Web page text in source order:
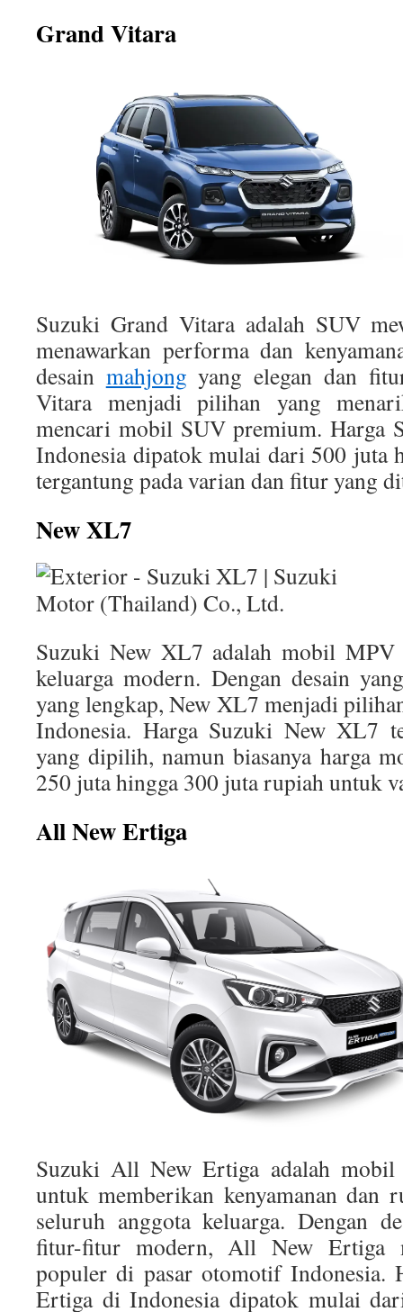
Grand Vitara
Suzuki Grand Vitara adalah SUV
menawarkan performa dan
desain mahjong yang elegan dan
Vitara menjadi pilihan yang
mencari mobil SUV premium. Harga
Indonesia dipatok mulai dari 500 juta
tergantung pada varian dan fitur yang
New XL7
Suzuki New XL7 adalah mobil MPV
keluarga modern. Dengan desain
yang lengkap, New XL7 menjadi
Indonesia. Harga Suzuki New XL7
yang dipilih, namun biasanya harga
250 juta hingga 300 juta rupiah untuk
All New Ertiga
Suzuki All New Ertiga adalah
untuk memberikan kenyamanan dan
seluruh anggota keluarga. Dengan
fitur-fitur modern, All New Ertiga
populer di pasar otomotif Indonesia.
Ertiga di Indonesia dipatok mulai